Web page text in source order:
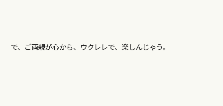
で、ご両親が心から、ウクレレで、楽しんじゃう。